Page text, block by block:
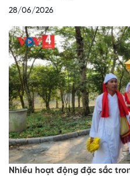
28/06/2026
Nhiều hoạt động đặc sắc